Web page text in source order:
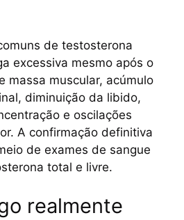
de testosterona
excessiva mesmo após o
massa muscular, acúmulo
diminuição da libido,
e oscilações
A confirmação definitiva
de exames de sangue
total e livre.
realmente